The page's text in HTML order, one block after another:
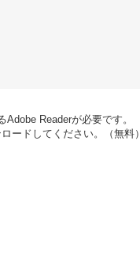
Readerが必要です。
ードしてください。（無料）